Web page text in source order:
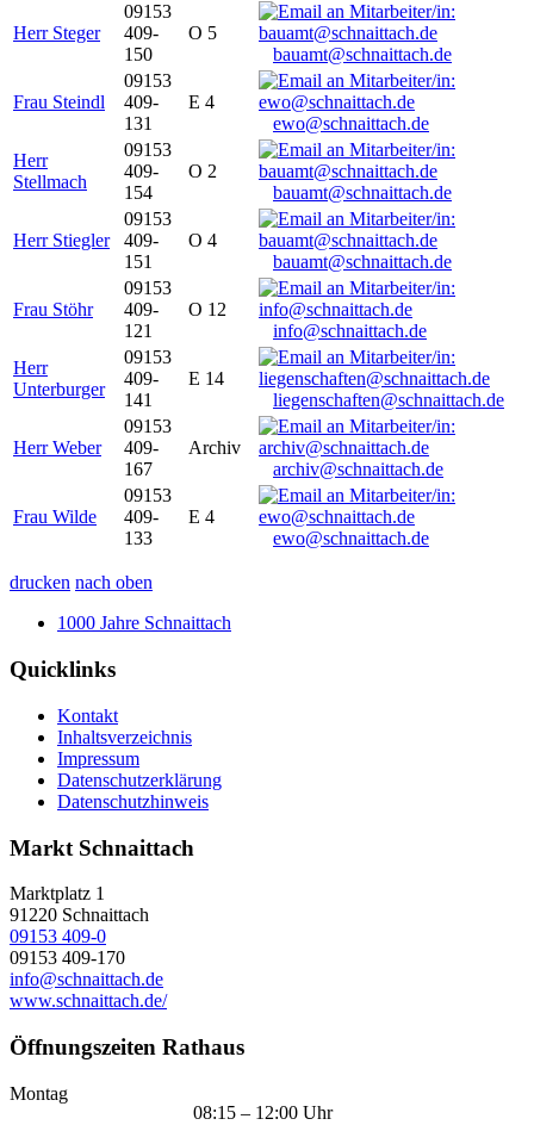
Herr Steger
09153
409-
150
O 5
bauamt@schnaittach.de
Frau Steindl
09153
409-
131
E 4
ewo@schnaittach.de
Herr
Stellmach
09153
409-
154
O 2
bauamt@schnaittach.de
Herr Stiegler
09153
409-
151
O 4
bauamt@schnaittach.de
Frau Stöhr
09153
409-
121
O 12
info@schnaittach.de
Herr
Unterburger
09153
409-
141
E 14
liegenschaften@schnaittach.de
Herr Weber
09153
409-
167
Archiv
archiv@schnaittach.de
Frau Wilde
09153
409-
133
E 4
ewo@schnaittach.de
drucken nach oben
1000 Jahre Schnaittach
Quicklinks
Kontakt
Inhaltsverzeichnis
Impressum
Datenschutzerklärung
Datenschutzhinweis
Markt Schnaittach
Marktplatz 1
91220 Schnaittach
09153 409-0
09153 409-170
info@schnaittach.de
www.schnaittach.de/
Öffnungszeiten Rathaus
Montag
08:15 – 12:00 Uhr